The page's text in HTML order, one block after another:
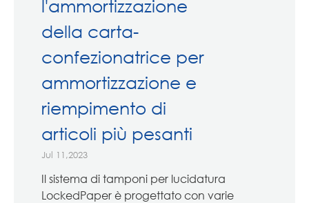
l'ammortizzazione
della carta-
confezionatrice per
ammortizzazione e
riempimento di
articoli più pesanti
Jul 11,2023
Il sistema di tamponi per lucidatura
LockedPaper è progettato con varie